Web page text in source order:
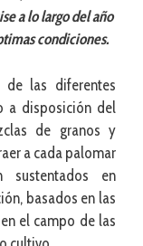
a lo largo del año
condiciones.
las diferentes
a disposición del
de granos y
a cada palomar
sustentados en
basados en las
el campo de las